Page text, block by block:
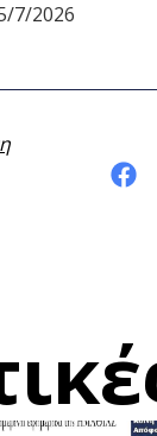
7/2026